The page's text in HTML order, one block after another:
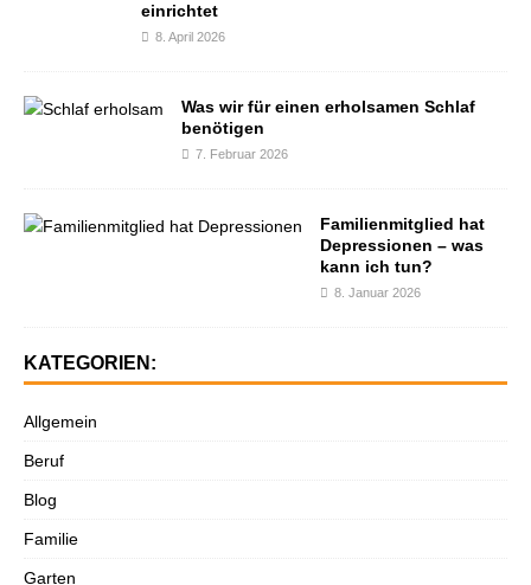
einrichtet
8. April 2026
Was wir für einen erholsamen Schlaf
benötigen
7. Februar 2026
Familienmitglied hat
Depressionen – was
kann ich tun?
8. Januar 2026
KATEGORIEN:
Allgemein
Beruf
Blog
Familie
Garten